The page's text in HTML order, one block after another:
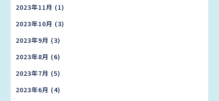
2023年11月 (1)
2023年10月 (3)
2023年9月 (3)
2023年8月 (6)
2023年7月 (5)
2023年6月 (4)